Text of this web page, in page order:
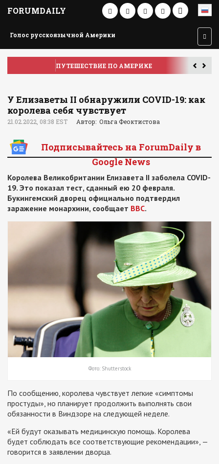
FORUMDAILY
Голос русскоязычной Америки
ПУТЕШЕСТВИЕ ПО АМЕРИКЕ
У Елизаветы II обнаружили COVID-19: как
королева себя чувствует
21.02.2022, 08:38 EST Автор: Ольга Феоктистова
Подписывайтесь на ForumDaily в
Google News
Королева Великобритании Елизавета II заболела COVID-
19. Это показал тест, сданный ею 20 февраля.
Букингемский дворец официально подтвердил
заражение монархини, сообщает BBC.
Фото: Shutterstock
По сообщению, королева чувствует легкие «симптомы
простуды», но планирует продолжить выполнять свои
обязанности в Виндзоре на следующей неделе.
«Ей будут оказывать медицинскую помощь. Королева
будет соблюдать все соответствующие рекомендации», —
говорится в заявлении дворца.